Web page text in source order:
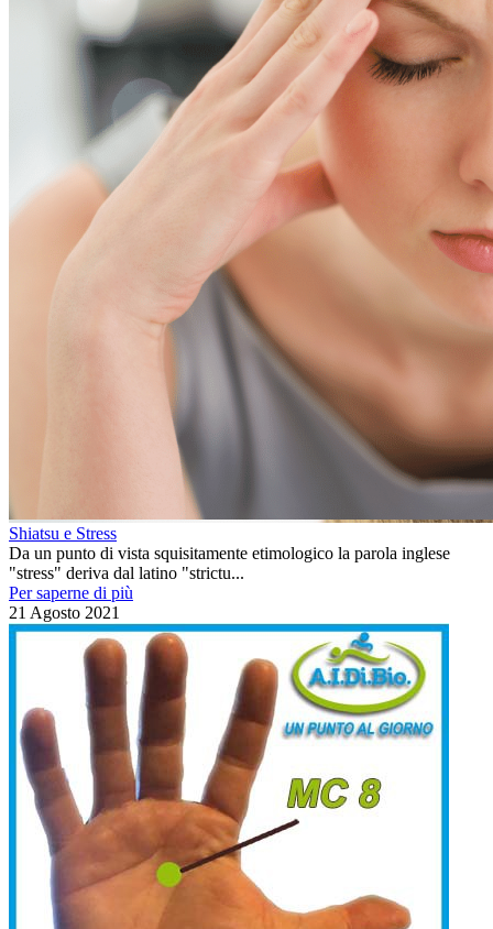
Shiatsu e Stress
Da un punto di vista squisitamente etimologico la parola inglese
"stress" deriva dal latino "strictu...
Per saperne di più
21 Agosto 2021